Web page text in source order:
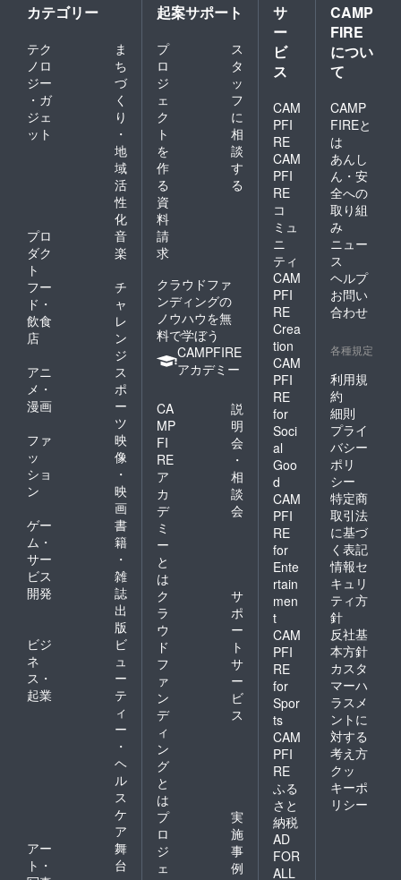
カテゴリー
テク
ノロ
ジー
・ガ
ジェ
ット
ま
ち
づ
く
り
・
地
域
活
性
化
プロ
ダク
ト
音
楽
フー
ド・
飲食
店
チ
ャ
レ
ン
ジ
アニ
メ・
漫画
ス
ポ
ー
ツ
ファ
ッ
ショ
ン
映
像
・
映
画
ゲー
ム・
サー
ビス
開発
書
籍
・
雑
誌
出
版
ビジ
ネ
ス・
起業
ビ
ュ
ー
テ
ィ
ー
・
ヘ
ル
ス
ケ
ア
アー
ト・
舞
台
起案サポート
プ
ロ
ジ
ェ
ク
ト
を
作
る
ス
タ
ッ
フ
に
相
談
す
る
資
料
請
求
クラウドファ
ンディングの
ノウハウを無
料で学ぼう
CAMPFIRE
アカデミー
CA
MP
FI
RE
ア
カ
デ
ミ
ー
と
は
説
明
会
・
相
談
会
ク
ラ
ウ
ド
フ
ァ
ン
デ
ィ
ン
グ
と
は
サ
ポ
ー
ト
サ
ー
ビ
ス
プ
ロ
ジ
ェ
実
施
事
例
サ
ー
ビ
ス
CAM
PFI
RE
CAM
PFI
RE
コ
ミュ
ニ
ティ
CAM
PFI
RE
Crea
tion
CAM
PFI
RE
for
Soci
al
Goo
d
CAM
PFI
RE
for
Ente
rtain
men
t
CAM
PFI
RE
for
Spor
ts
CAM
PFI
RE
ふる
さと
納税
AD
FOR
ALL
CAMP
FIRE
につい
て
CAMP
FIREと
は
あんし
ん・安
全への
取り組
み
ニュー
ス
ヘルプ
お問い
合わせ
各種規定
利用規
約
細則
プライ
バシー
ポリ
シー
特定商
取引法
に基づ
く表記
情報セ
キュリ
ティ方
針
反社基
本方針
カスタ
マーハ
ラスメ
ントに
対する
考え方
クッ
キーポ
リシー